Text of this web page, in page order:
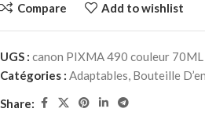
Compare Add to wishlist
UGS : canon PIXMA 490 couleur 70ML
Catégories : Adaptables, Bouteille
Share: